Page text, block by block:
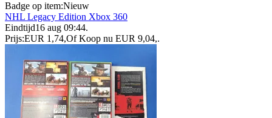
Badge op item:Nieuw
NHL Legacy Edition Xbox 360
Eindtijd16 aug 09:44.
Prijs:EUR 1,74,Of Koop nu EUR 9,04,.